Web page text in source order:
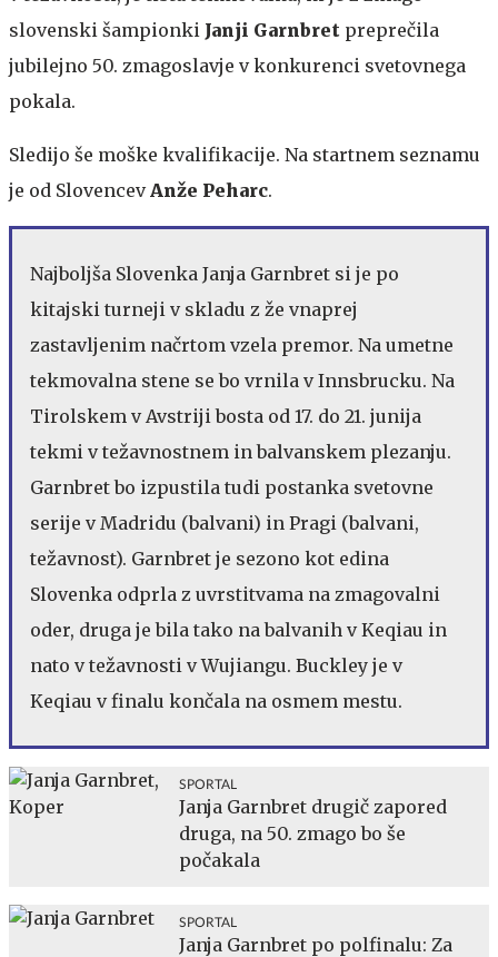
slovenski šampionki Janji Garnbret preprečila
jubilejno 50. zmagoslavje v konkurenci svetovnega
pokala.
Sledijo še moške kvalifikacije. Na startnem seznamu
je od Slovencev Anže Peharc.
Najboljša Slovenka Janja Garnbret si je po
kitajski turneji v skladu z že vnaprej
zastavljenim načrtom vzela premor. Na umetne
tekmovalna stene se bo vrnila v Innsbrucku. Na
Tirolskem v Avstriji bosta od 17. do 21. junija
tekmi v težavnostnem in balvanskem plezanju.
Garnbret bo izpustila tudi postanka svetovne
serije v Madridu (balvani) in Pragi (balvani,
težavnost). Garnbret je sezono kot edina
Slovenka odprla z uvrstitvama na zmagovalni
oder, druga je bila tako na balvanih v Keqiau in
nato v težavnosti v Wujiangu. Buckley je v
Keqiau v finalu končala na osmem mestu.
SPORTAL
Janja Garnbret drugič zapored
druga, na 50. zmago bo še
počakala
SPORTAL
Janja Garnbret po polfinalu: Za